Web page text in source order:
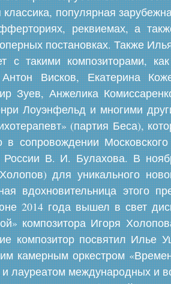
популярная
реквиемах, а
постановках. Также
с такими композиторами,
Висков, Екатерина
Зуев, Анжелика
Лоуэнфельд и многими
(партия Беса),
сопровождении
России В. И. Булахова. В
для уникального
вдохновительница этого
2014 года вышел в свет
композитора Игоря
композитор посвятил
камерным оркестром
лауреатом международных и